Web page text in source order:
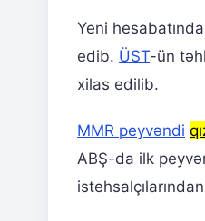
Yeni
edib. ÜST-ün
xilas edilib.
MMR peyvəndi
ABŞ-da ilk